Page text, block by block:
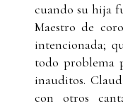
cuando su hija
Maestro de
intencionada;
todo problema
inauditos.
con otros